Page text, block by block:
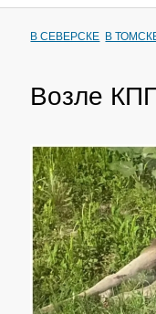
В СЕВЕРСКЕ В
Возле